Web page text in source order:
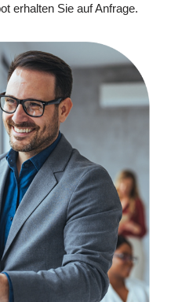
erhalten Sie auf Anfrage.